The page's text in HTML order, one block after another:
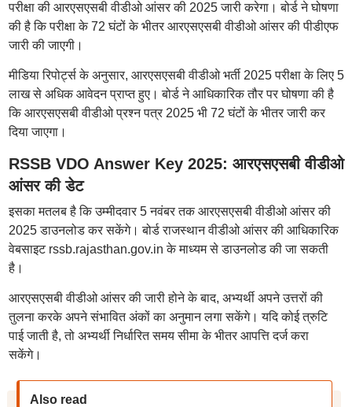
परीक्षा की आरएसएसबी वीडीओ आंसर की 2025 जारी करेगा। बोर्ड ने घोषणा
की है कि परीक्षा के 72 घंटों के भीतर आरएसएसबी वीडीओ आंसर की पीडीएफ
जारी की जाएगी।
मीडिया रिपोर्ट्स के अनुसार, आरएसएसबी वीडीओ भर्ती 2025 परीक्षा के लिए 5
लाख से अधिक आवेदन प्राप्त हुए। बोर्ड ने आधिकारिक तौर पर घोषणा की है
कि आरएसएसबी वीडीओ प्रश्न पत्र 2025 भी 72 घंटों के भीतर जारी कर
दिया जाएगा।
RSSB VDO Answer Key 2025: आरएसएसबी वीडीओ
आंसर की डेट
इसका मतलब है कि उम्मीदवार 5 नवंबर तक आरएसएसबी वीडीओ आंसर की
2025 डाउनलोड कर सकेंगे। बोर्ड राजस्थान वीडीओ आंसर की आधिकारिक
वेबसाइट rssb.rajasthan.gov.in के माध्यम से डाउनलोड की जा सकती
है।
आरएसएसबी वीडीओ आंसर की जारी होने के बाद, अभ्यर्थी अपने उत्तरों की
तुलना करके अपने संभावित अंकों का अनुमान लगा सकेंगे। यदि कोई त्रुटि
पाई जाती है, तो अभ्यर्थी निर्धारित समय सीमा के भीतर आपत्ति दर्ज करा
सकेंगे।
Also read